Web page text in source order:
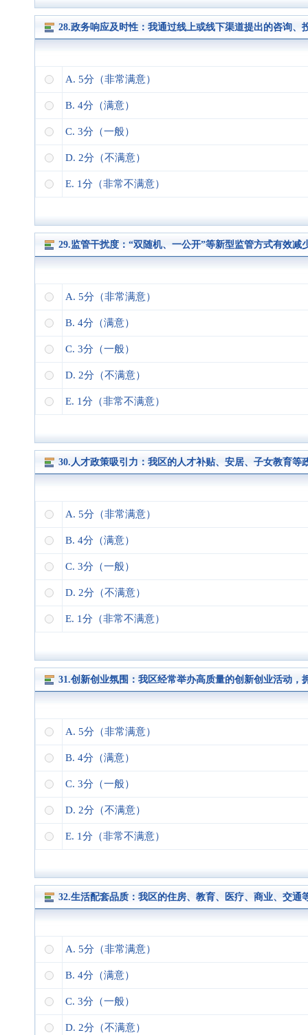
28.政务响应及时性：我通过线上或线下渠道提出的咨询
A. 5分（非常满意）
B. 4分（满意）
C. 3分（一般）
D. 2分（不满意）
E. 1分（非常不满意）
29.监管干扰度：“双随机、一公开”等新型监管方式有效
A. 5分（非常满意）
B. 4分（满意）
C. 3分（一般）
D. 2分（不满意）
E. 1分（非常不满意）
30.人才政策吸引力：我区的人才补贴、安居、子女教育等
A. 5分（非常满意）
B. 4分（满意）
C. 3分（一般）
D. 2分（不满意）
E. 1分（非常不满意）
31.创新创业氛围：我区经常举办高质量的创新创业活动，
A. 5分（非常满意）
B. 4分（满意）
C. 3分（一般）
D. 2分（不满意）
E. 1分（非常不满意）
32.生活配套品质：我区的住房、教育、医疗、商业、交
A. 5分（非常满意）
B. 4分（满意）
C. 3分（一般）
D. 2分（不满意）